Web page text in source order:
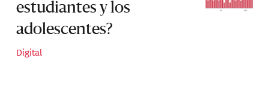
estudiantes y los
adolescentes?
Digital